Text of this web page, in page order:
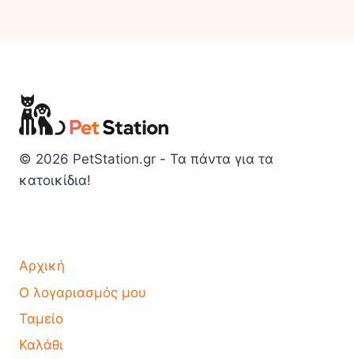
© 2026 PetStation.gr - Τα πάντα για τα
κατοικίδια!
Αρχική
Ο λογαριασμός μου
Ταμείο
Καλάθι